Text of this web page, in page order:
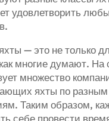
удовлетворить
— это не только
многие думают. На
множество
яхты по
Таким образом,